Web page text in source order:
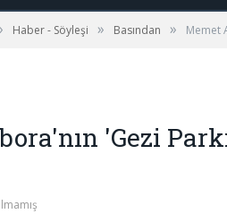
Haber - Söyleşi » Basından » Memet
'Gezi